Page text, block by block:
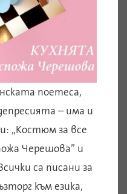
поетеса,
– има и
„Костюм за все
Черешова” и
са писани за
към езика,